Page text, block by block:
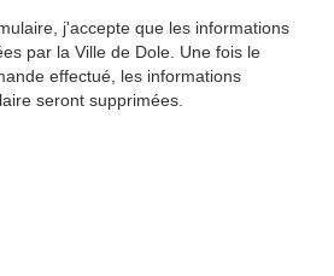
j'accepte que les informations
par la Ville de Dole. Une fois le
effectué, les informations
seront supprimées.